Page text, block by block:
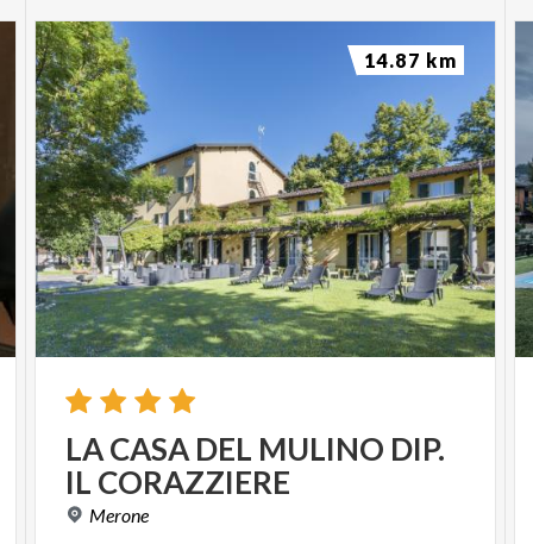
LACASA DEL MULINO DIP.
IL CORAZZIERE
Merone
14.87 km